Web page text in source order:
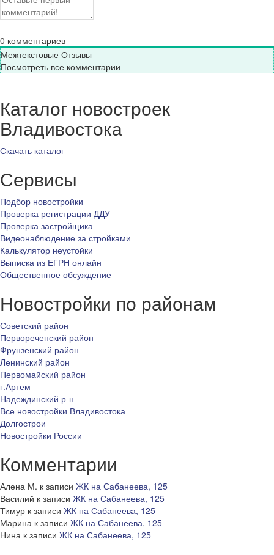
0 комментариев
Межтекстовые Отзывы
Посмотреть все комментарии
Каталог новостроек
Владивостока
Скачать каталог
Сервисы
Подбор новостройки
Проверка регистрации ДДУ
Проверка застройщика
Видеонаблюдение за стройками
Калькулятор неустойки
Выписка из ЕГРН онлайн
Общественное обсуждение
Новостройки по районам
Советский район
Первореченский район
Фрунзенский район
Ленинский район
Первомайский район
г.Артем
Надеждинский р-н
Все новостройки Владивостока
Долгострои
Новостройки России
Комментарии
Алена М. к записи ЖК на Сабанеева, 125
Василий к записи ЖК на Сабанеева, 125
Тимур к записи ЖК на Сабанеева, 125
Марина к записи ЖК на Сабанеева, 125
Нина к записи ЖК на Сабанеева, 125